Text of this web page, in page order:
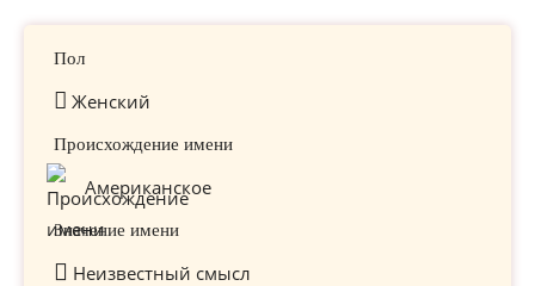
Пол
Женский
Происхождение имени
Американское
Значение имени
Неизвестный смысл